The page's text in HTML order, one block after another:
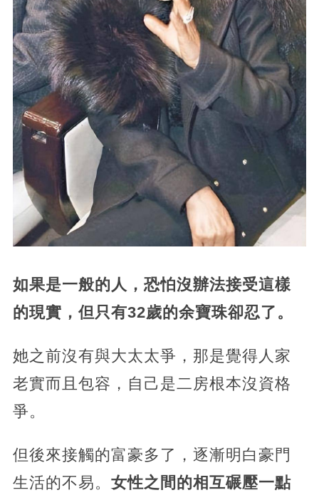
如果是一般的人，恐怕沒辦法接受這樣
的現實，但只有32歲的余寶珠卻忍了。
她之前沒有與大太太爭，那是覺得人家
老實而且包容，自己是二房根本沒資格
爭。
但後來接觸的富豪多了，逐漸明白豪門
生活的不易。 女性之間的相互碾壓一點